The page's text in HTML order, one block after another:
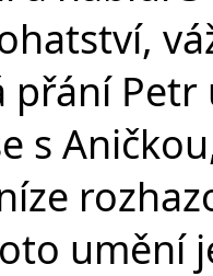
přání
s
umění